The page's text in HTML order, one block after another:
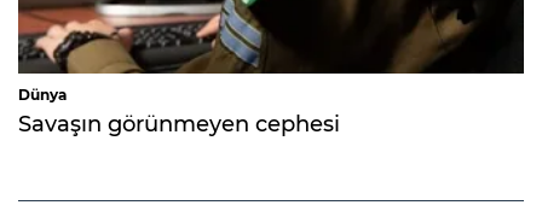
Dünya
Savaşın görünmeyen cephesi